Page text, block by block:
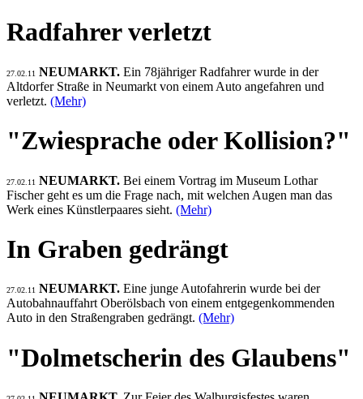
Radfahrer verletzt
27.02.11 NEUMARKT. Ein 78jähriger Radfahrer wurde in der
Altdorfer Straße in Neumarkt von einem Auto angefahren und
verletzt. (Mehr)
"Zwiesprache oder Kollision?"
27.02.11 NEUMARKT. Bei einem Vortrag im Museum Lothar
Fischer geht es um die Frage nach, mit welchen Augen man das
Werk eines Künstlerpaares sieht. (Mehr)
In Graben gedrängt
27.02.11 NEUMARKT. Eine junge Autofahrerin wurde bei der
Autobahnauffahrt Oberölsbach von einem entgegenkommenden
Auto in den Straßengraben gedrängt. (Mehr)
"Dolmetscherin des Glaubens"